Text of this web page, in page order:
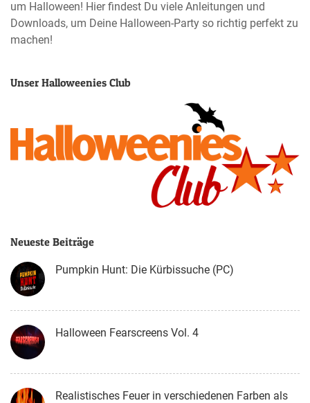
um Halloween! Hier findest Du viele Anleitungen und
Downloads, um Deine Halloween-Party so richtig perfekt zu
machen!
Unser Halloweenies Club
Neueste Beiträge
Pumpkin Hunt: Die Kürbissuche (PC)
Halloween Fearscreens Vol. 4
Realistisches Feuer in verschiedenen Farben als